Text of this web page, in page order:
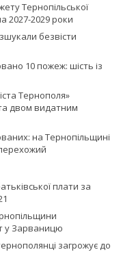
Тернопільської
2027-2029 роки
безвісти
10 пожеж: шість із
Тернополя»
двом видатним
на Тернопільщині
плати за
у Зарваницю
загрожує до